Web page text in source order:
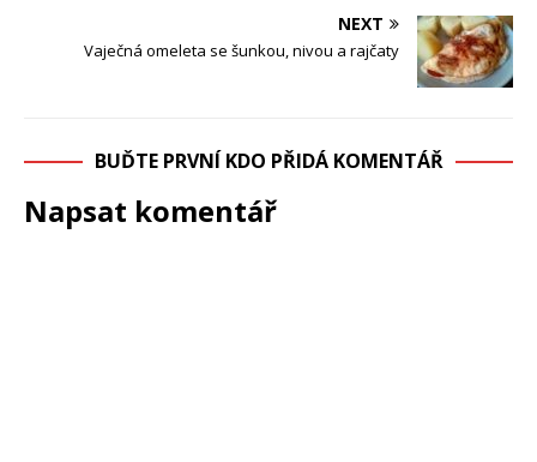
NEXT
Vaječná omeleta se šunkou, nivou a rajčaty
BUĎTE PRVNÍ KDO PŘIDÁ KOMENTÁŘ
Napsat komentář